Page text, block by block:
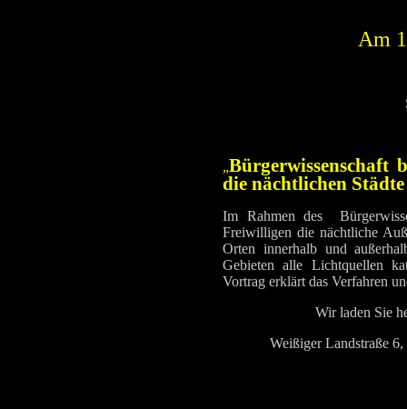
Am
„Bürgerwissenschaft
die nächtlichen
Im Rahmen des
Freiwilligen die nächtliche
Orten innerhalb und
Gebieten alle Lichtquellen
Vortrag erklärt das Verfahren
Wir laden Sie
Weißiger Landstraße